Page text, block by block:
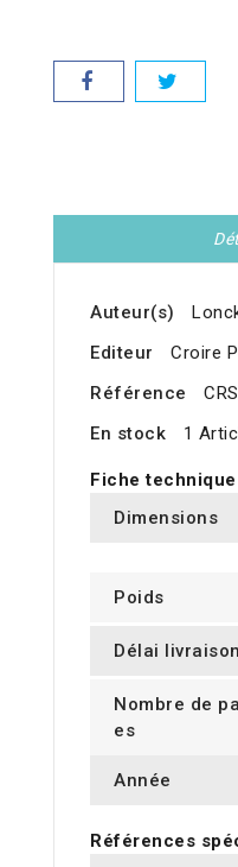
Auteur(s)
Editeur
Croire
Référence
En stock
1
Fiche technique
Dimensions
Poids
Délai livraison
Nombre de
es
Année
Références